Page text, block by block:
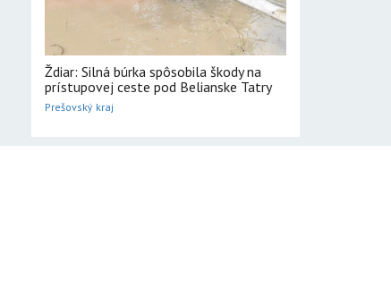
Ždiar: Silná búrka spôsobila škody na
prístupovej ceste pod Belianske Tatry
Prešovský kraj